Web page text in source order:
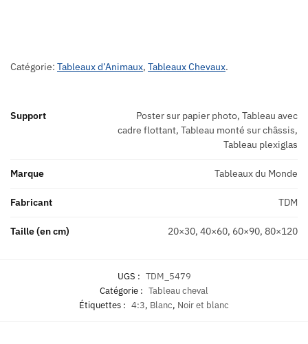
Catégorie: Tableaux d’Animaux, Tableaux Chevaux.
Support
Poster sur papier photo, Tableau avec
cadre flottant, Tableau monté sur châssis,
Tableau plexiglas
Marque Tableaux du Monde
Fabricant TDM
Taille (en cm) 20×30, 40×60, 60×90, 80×120
UGS : TDM_5479
Catégorie : Tableau cheval
Étiquettes : 4:3, Blanc, Noir et blanc